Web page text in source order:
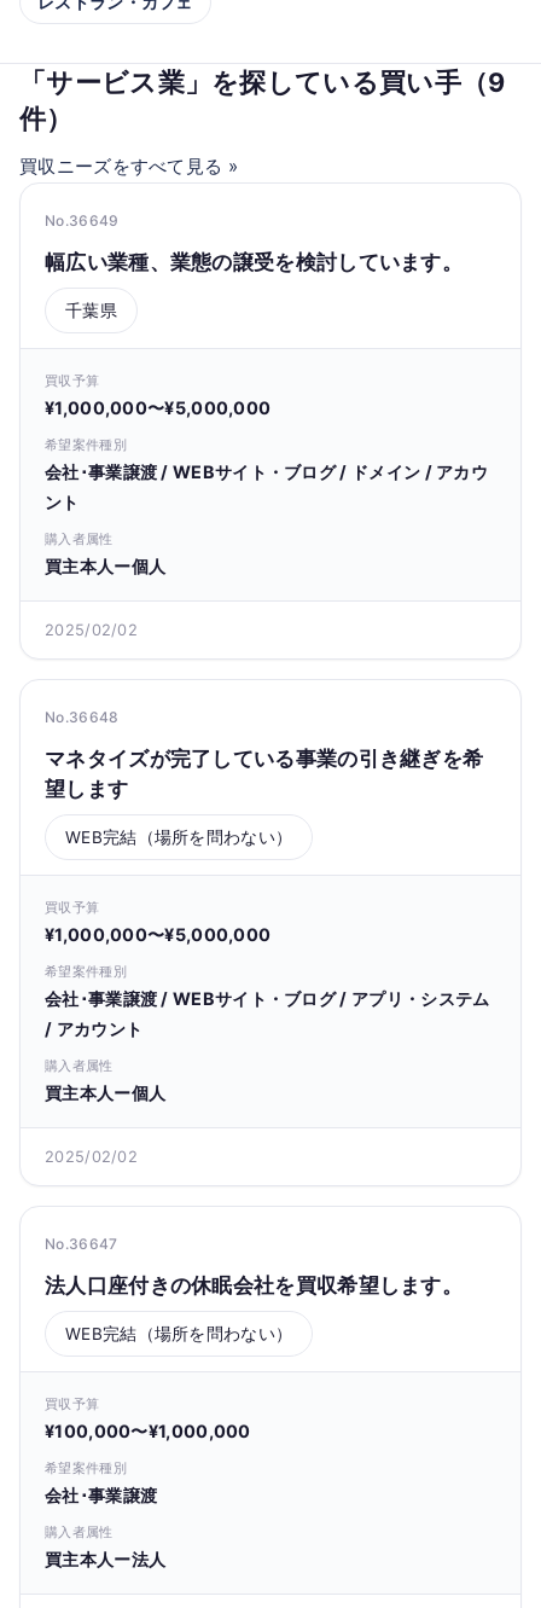
「サービス業」を探している買い手（9
件）
買収ニーズをすべて見る »
No.36649
幅広い業種、業態の譲受を検討しています。
千葉県
買収予算
¥1,000,000〜¥5,000,000
希望案件種別
会社･事業譲渡 / WEBサイト・ブログ / ドメイン / アカウ
ント
購入者属性
買主本人ー個人
2025/02/02
No.36648
マネタイズが完了している事業の引き継ぎを希
望します
WEB完結（場所を問わない）
買収予算
¥1,000,000〜¥5,000,000
希望案件種別
会社･事業譲渡 / WEBサイト・ブログ / アプリ・システム
/ アカウント
購入者属性
買主本人ー個人
2025/02/02
No.36647
法人口座付きの休眠会社を買収希望します。
WEB完結（場所を問わない）
買収予算
¥100,000〜¥1,000,000
希望案件種別
会社･事業譲渡
購入者属性
買主本人ー法人